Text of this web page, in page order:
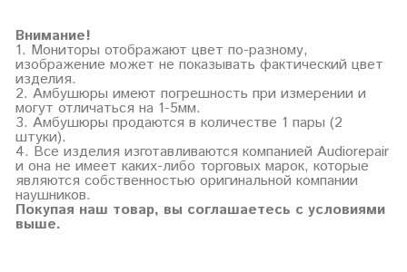
Внимание!
1. Мониторы отображают цвет по-разному,
изображение может не показывать фактический цвет
изделия.
2. Амбушюры имеют погрешность при измерении и
могут отличаться на 1-5мм.
3. Амбушюры продаются в количестве 1 пары (2
штуки).
4. Все изделия изготавливаются компанией Audiorepair
и она не имеет каких-либо торговых марок, которые
являются собственностью оригинальной компании
наушников.
Покупая наш товар, вы соглашаетесь с условиями
выше.